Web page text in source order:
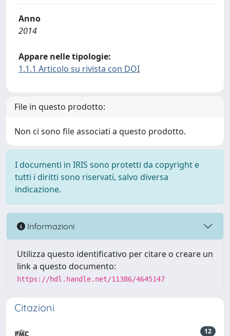
Anno
2014
Appare nelle tipologie:
1.1.1 Articolo su rivista con DOI
File in questo prodotto:
Non ci sono file associati a questo prodotto.
I documenti in IRIS sono protetti da copyright e
tutti i diritti sono riservati, salvo diversa
indicazione.
Informazioni
Utilizza questo identificativo per citare o creare un
link a questo documento:
https://hdl.handle.net/11386/4645147
Citazioni
12